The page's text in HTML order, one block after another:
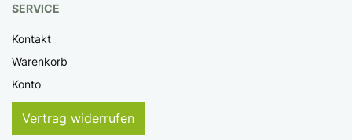
SERVICE
Kontakt
Warenkorb
Konto
Vertrag widerrufen